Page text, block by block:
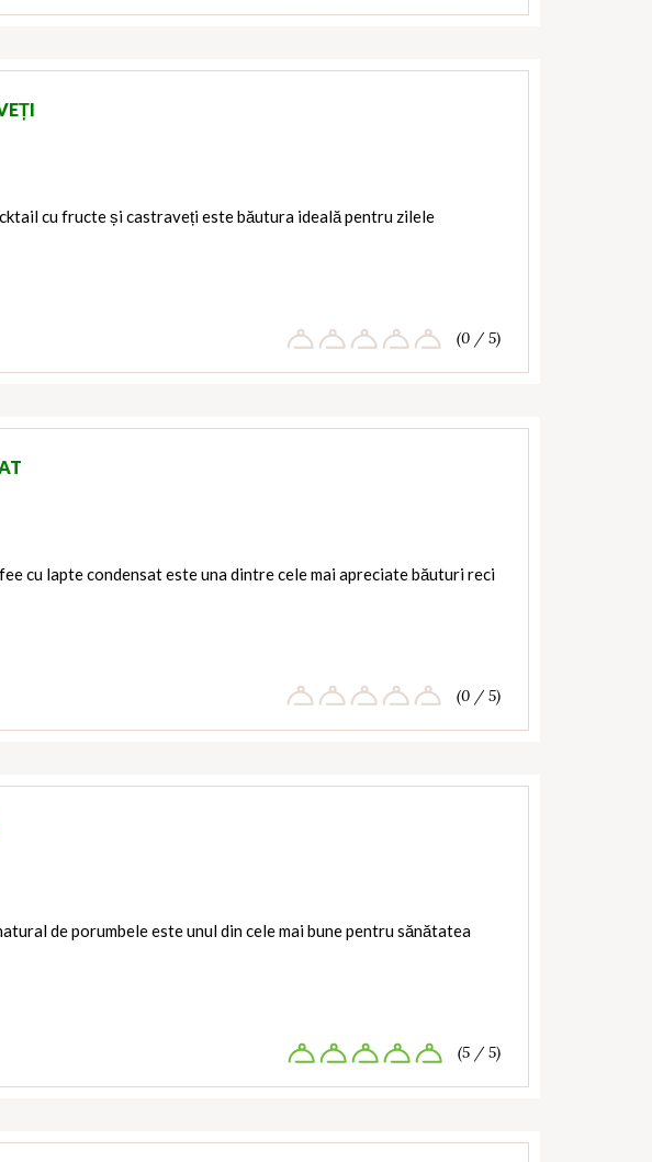
cu fructe și castraveți este băutura ideală pentru zilele
(0 / 5)
cu lapte condensat este una dintre cele mai apreciate băuturi reci
(0 / 5)
de porumbele este unul din cele mai bune pentru sănătatea
(5 / 5)